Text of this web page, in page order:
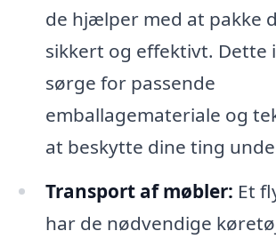
de hjælper med at pakke
sikkert og effektivt. Dette
sørge for passende
emballagemateriale og
at beskytte dine ting
Transport af møbler: Et
har de nødvendige